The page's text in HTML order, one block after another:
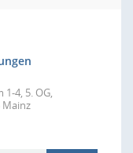
4, 5. OG,
Mainz